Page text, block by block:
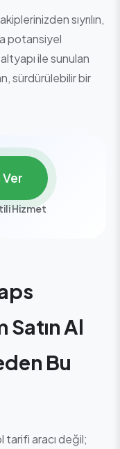
sıyrılın,
potansiyel
ile sunulan
sürdürülebilir bir
Hizmet
Satın Al
Bu
tarifi aracı değil;